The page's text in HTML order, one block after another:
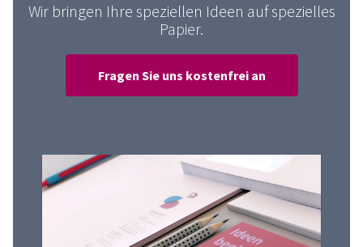
Wir bringen Ihre speziellen Ideen auf spezielles
Papier.
Fragen Sie uns kostenfrei an